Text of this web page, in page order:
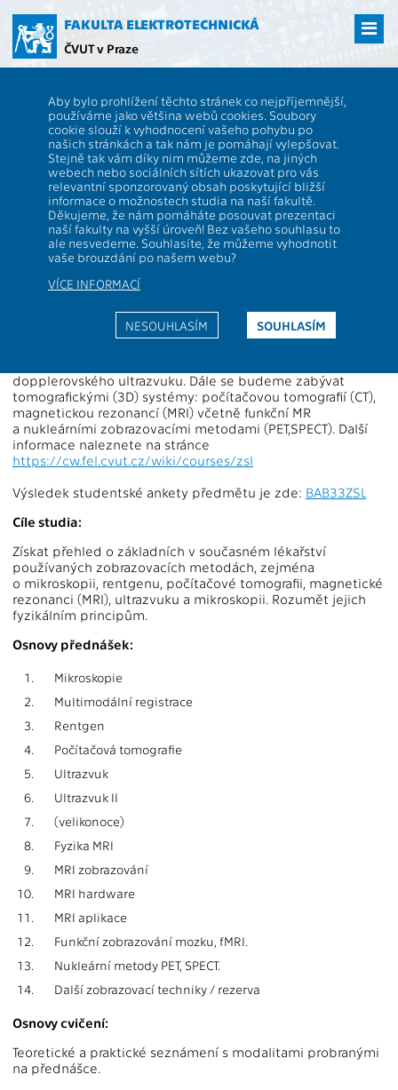
hlavní
obsah
FAKULTA ELEKTROTECHNICKÁ
ČVUT v Praze
Aby bylo prohlížení těchto stránek co nejpříjemnější,
používáme jako většina webů cookies. Soubory
cookie slouží k vyhodnocení vašeho pohybu po
našich stránkách a tak nám je pomáhají vylepšovat.
Stejně tak vám díky nim můžeme zde, na jiných
webech nebo sociálních sítích ukazovat pro vás
relevantní sponzorovaný obsah poskytující bližší
informace o možnostech studia na naší fakultě.
Děkujeme, že nám pomáháte posouvat prezentaci
naší fakulty na vyšší úroveň! Bez vašeho souhlasu to
ale nesvedeme. Souhlasíte, že můžeme vyhodnotit
vaše brouzdání po našem webu?
VÍCE INFORMACÍ
SOUHLASÍM
NESOUHLASÍM
BAB33ZSL
BAB33ZSL Zobrazovací systémy v lékařství
P Rozsah výuky:
Katedra:
13133 Jazyk výuky:
CS
Garanti:
Kybic J. Zakončení:
Přednášející:
Kybic J. Kreditů:
4
Cvičící:
Kybic J. Semestr: L
Anotace:
Obsahem předmětu je koncepce, vlastnosti a struktura
zobrazovacích systémů užívaných v současné době
dopplerovského ultrazvuku. Dále se budeme zabývat
tomografickými (3D) systémy: počítačovou tomografií (CT),
magnetickou rezonancí (MRI) včetně funkční MR
a nukleárními zobrazovacími metodami (PET,SPECT). Další
informace naleznete na stránce
https://cw.fel.cvut.cz/wiki/courses/zsl
Výsledek studentské ankety předmětu je zde: BAB33ZSL
Cíle studia:
Získat přehled o základních v současném lékařství
používaných zobrazovacích metodách, zejména
o mikroskopii, rentgenu, počítačové tomografii, magnetické
rezonanci (MRI), ultrazvuku a mikroskopii. Rozumět jejich
fyzikálním principům.
Osnovy přednášek:
1.
Mikroskopie
2.
Multimodální registrace
3.
Rentgen
4.
Počítačová tomografie
5.
Ultrazvuk
6.
Ultrazvuk II
7.
(velikonoce)
8.
Fyzika MRI
9.
MRI zobrazování
10.
MRI hardware
11.
MRI aplikace
12.
Funkční zobrazování mozku, fMRI.
13.
Nukleární metody PET, SPECT.
14.
Další zobrazovací techniky / rezerva
Osnovy cvičení:
Teoretické a praktické seznámení s modalitami probranými
na přednášce.